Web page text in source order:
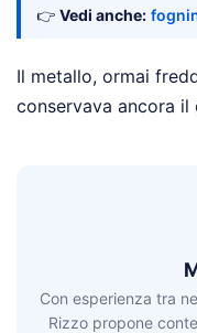
👉 Vedi anche:
Il metallo, ormai
conservava ancora il
Con esperienza tra
Rizzo propone